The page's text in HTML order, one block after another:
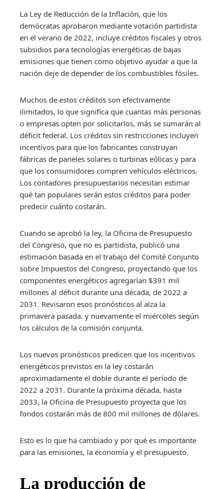
La Ley de Reducción de la Inflación, que los
demócratas aprobaron mediante votación partidista
en el verano de 2022, incluye créditos fiscales y otros
subsidios para tecnologías energéticas de bajas
emisiones que tienen como objetivo ayudar a que la
nación deje de depender de los combustibles fósiles.
Muchos de estos créditos son efectivamente
ilimitados, lo que significa que cuantas más personas
o empresas opten por solicitarlos, más se sumarán al
déficit federal. Los créditos sin restricciones incluyen
incentivos para que los fabricantes construyan
fábricas de paneles solares o turbinas eólicas y para
que los consumidores compren vehículos eléctricos.
Los contadores presupuestarios necesitan estimar
qué tan populares serán estos créditos para poder
predecir cuánto costarán.
Cuando se aprobó la ley, la Oficina de Presupuesto
del Congreso, que no es partidista, publicó una
estimación basada en el trabajo del Comité Conjunto
sobre Impuestos del Congreso, proyectando que los
componentes energéticos agregarían $391 mil
millones al déficit durante una década, de 2022 a
2031. Revisaron esos pronósticos al alza la
primavera pasada. y nuevamente el miércoles según
los cálculos de la comisión conjunta.
Los nuevos pronósticos predicen que los incentivos
energéticos previstos en la ley costarán
aproximadamente el doble durante el período de
2022 a 2031. Durante la próxima década, hasta
2033, la Oficina de Presupuesto proyecta que los
fondos costarán más de 800 mil millones de dólares.
Esto es lo que ha cambiado y por qué es importante
para las emisiones, la economía y el presupuesto.
La producción de